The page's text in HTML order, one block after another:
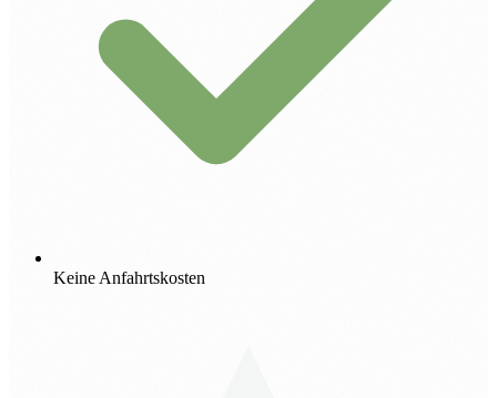
Keine Anfahrtskosten